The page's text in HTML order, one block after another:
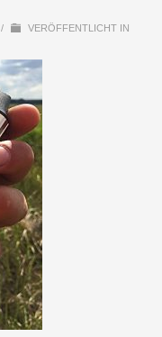
/ VERÖFFENTLICHT IN